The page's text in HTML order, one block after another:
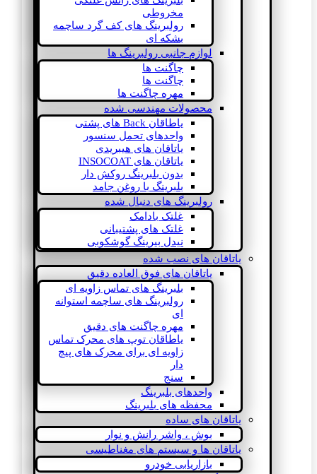
مخروطی
رولبرینگ های کف گرد ساچمه
بشکه ای
لوازم جانبی رولبرینگ ها
چاگنت ها
چاگنت ها
مهره چاگنت ها
محصولات مهندسی شده
یاطاقان Back های پشتی
واحدهای تحمل سنسور
یاتاقان های هیبریدی
یاتاقان های INSOCOAT
بدون بلبرینگ روکش دار
بلبرینگ با روغن جامد
رولبرینگ های دنبال شده
غلتک بادامک
غلتک های پشتیبانی
نیدل بیرینگ گوشکوبی
یاتاقان های نصب شده
یاتاقان های فوق العاده دقیق
بلبرینگ های تماس زاویه ای
رولبرینگ های ساچمه استوانه
ای
مهره چاگنت های دقیق
یاطاقان توپ های محرک تماس
زاویه ای برای محرک های پیچ
دار
سنج
واحدهای بلبرینگ
محفظه های بلبرینگ
یاتاقان های ساده
بوش ، واشر رانش و نوار
یاتاقان ها و سیستم های مغناطیسی
بازاریابی خودرو